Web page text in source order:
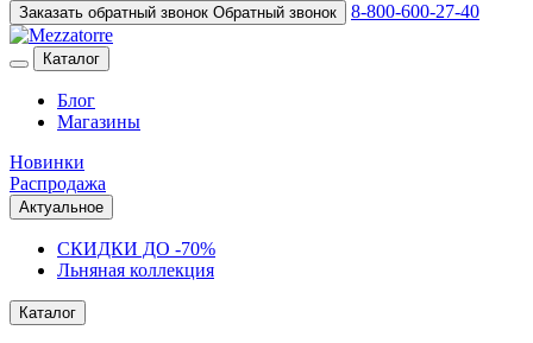
Заказать обратный звонок Обратный звонок 8-800-600-27-40
Каталог
Блог
Магазины
Новинки
Распродажа
Актуальное
СКИДКИ ДО -70%
Льняная коллекция
Каталог